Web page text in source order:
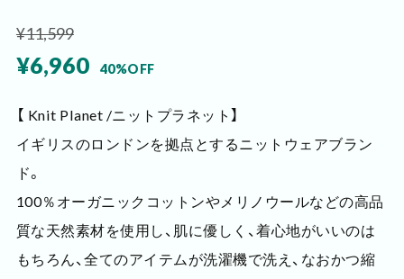
¥11,599
¥6,960 40%OFF
【 Knit Planet /ニットプラネット】
イギリスのロンドンを拠点とするニットウェアブラン
ド。
100％オーガニックコットンやメリノウールなどの高品
質な天然素材を使用し、肌に優しく、着心地がいいのは
もちろん、全てのアイテムが洗濯機で洗え、なおかつ縮